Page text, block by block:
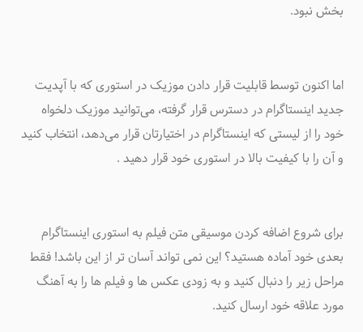
بخش نبود.
اما اکنون توسط قابلیت قرار دادن موزیک در استوری که با آپدیت
جدید اینستاگرام در دسترس قرار گرفته، می‌توانید موزیک دلخواه
خود را از لیستی که اینستاگرام در اختیارتان قرار می‌دهد، انتخاب کنید
و آن را با کیفیت بالا در استوری خود قرار دهید .
برای شروع اضافه کردن موسیقی متن فیلم به استوری اینستاگرام
بعدی خود آماده هستید؟ این نمی تواند آسان تر از این باشد! فقط
مراحل زیر را دنبال کنید و به زودی عکس ها و فیلم ها را به آهنگ
مورد علاقه خود ارسال کنید.